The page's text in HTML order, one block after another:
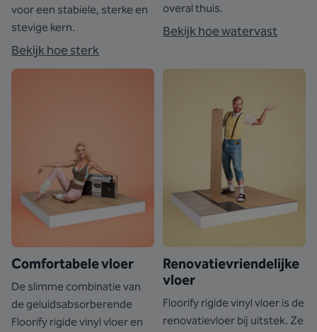
voor een stabiele, sterke en
stevige kern.
Bekijk hoe sterk
overal thuis.
Bekijk hoe watervast
Comfortabele vloer
De slimme combinatie van
de geluidsabsorberende
Floorify rigide vinyl vloer en
Renovatievriendelijke
vloer
Floorify rigide vinyl vloer is de
renovatievloer bij uitstek. Ze